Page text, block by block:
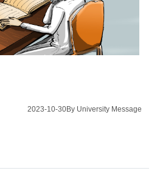
2023-10-30By University Message